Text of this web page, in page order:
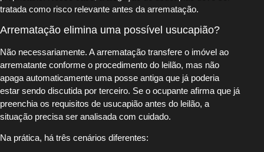
tratada como risco relevante antes da arrematação.
Arrematação elimina uma possível usucapião?
Não necessariamente. A arrematação transfere o imóvel ao
arrematante conforme o procedimento do leilão, mas não
apaga automaticamente uma posse antiga que já poderia
estar sendo discutida por terceiro. Se o ocupante afirma que já
preenchia os requisitos de usucapião antes do leilão, a
situação precisa ser analisada com cuidado.
Na prática, há três cenários diferentes: